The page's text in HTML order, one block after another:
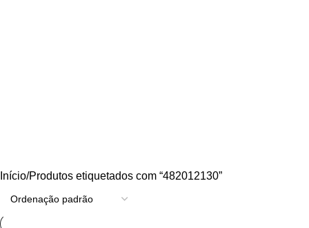
Início Produtos etiquetados com “482012130”